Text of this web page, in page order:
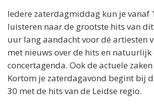
Iedere zaterdagmiddag kun je vanaf
luisteren naar de grootste hits van
uur lang aandacht voor dé artiesten
met nieuws over de hits en natuurlijk
concertagenda. Ook de actuele
Kortom je zaterdagavond begint bij
30 met de hits van de Leidse regio.